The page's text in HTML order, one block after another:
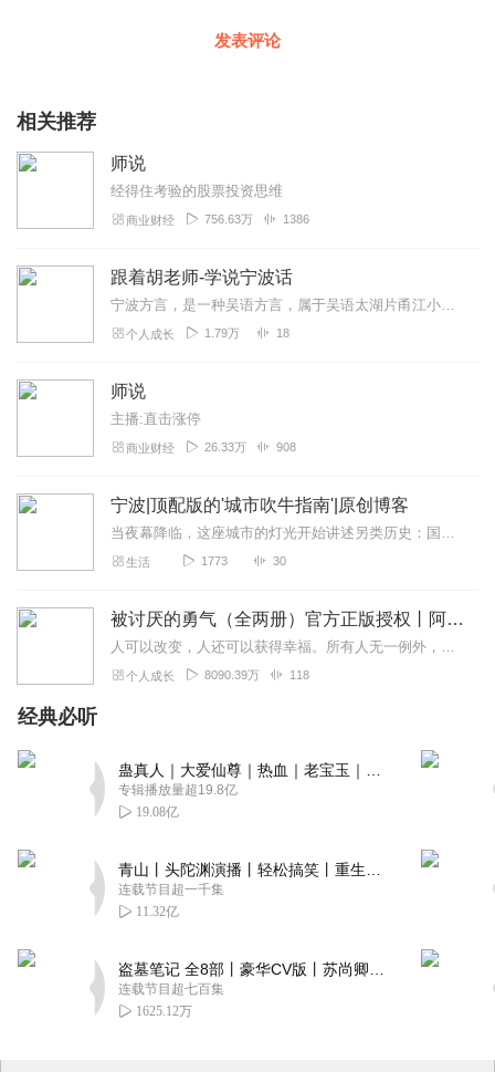
发表评论
相关推荐
师说
经得住考验的股票投资思维
商业财经 756.63万 1386
跟着胡老师-学说宁波话
宁波方言，是一种吴语方言，属于吴语太湖片甬江小片，分布在浙江省东部沿海的宁波、镇海、舟山（除金塘岛）、北仑、鄞州、慈溪、余姚、奉化等市区和郊区（象山、宁海除外）...
个人成长 1.79万 18
师说
主播:直击涨停
商业财经 26.33万 908
宁波|顶配版的'城市吹牛指南'|原创博客
当夜幕降临，这座城市的灯光开始讲述另类历史：国金中心的玻璃幕墙是现代《千里江山图》，阪急百货的霓虹是数字化的《清明上河图》。我将带你用CT扫描城市，听见港口的脉...
生活 1773 30
被讨厌的勇气（全两册）官方正版授权丨阿德勒心理学畅销经典｜幸福的勇气
人可以改变，人还可以获得幸福。所有人无一例外，都能如此。——阿德勒心理学一名深陷自卑、无能与不幸福的青年，听到了一名哲人主张的“世界无比单纯，人人都能幸福”便来...
个人成长 8090.39万 118
经典必听
专辑播放量超19.8亿
19.08亿
连载节目超一千集
11.32亿
连载节目超七百集
1625.12万